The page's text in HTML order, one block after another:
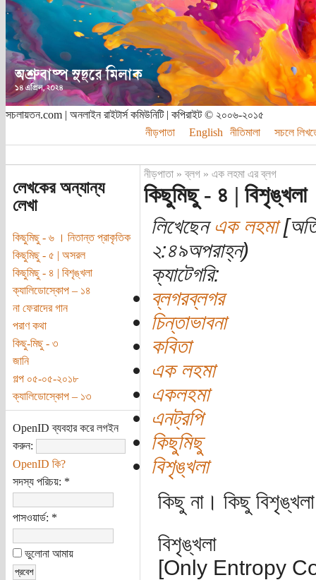
সচলায়তন.com | অনলাইন রাইটার্স কমিউনিটি | কপিরাইট © ২০০৬-২০১৫
নীড়পাতা
English নীতিমালা সচলে
লেখকের অন্যান্য
লেখা
কিছুমিছু - ৬ । নিতান্ত প্রাকৃতিক
কিছুমিছু - ৫ | অসরল
কিছুমিছু - ৪ | বিশৃঙ্খলা
ক্যালিডোস্কোপ – ১৪
না ফেরাদের গান
পরাণ কথা
কিছু-মিছু - ৩
জানি
গল্প ০৫-০৫-২০১৮
ক্যালিডোস্কোপ – ১৩
OpenID ব্যবহার করে লগইন
করুন:
OpenID কি?
সদস্য পরিচয়: *
পাসওয়ার্ড: *
ভুলোনা আমায়
নীড়পাতা»ব্লগ» এক লহমা এর ব্লগ
কিছুমিছু - ৪ | বিশৃঙ্খলা
লিখেছেনএক লহমা
২:৪৯অপরাহ্ন)
ক্যাটেগরি:
ব্লগরব্লগর
চিন্তাভাবনা
কবিতা
এক লহমা
একলহমা
এনট্রপি
কিছুমিছু
বিশৃঙ্খলা
কিছু না। কিছু
বিশৃঙ্খলা
[Only Entropy